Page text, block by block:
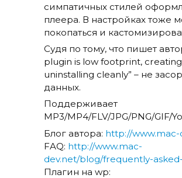
симпатичных стилей
плеера. В настройках тоже
покопаться и
Судя по тому, что пишет
plugin is low footprint,
uninstalling cleanly” – не
данных.
Поддерживает
MP3/MP4/FLV/JPG/PNG/GIF/
Блог автора: http://
FAQ: http://www.mac-
dev.net/blog/frequently-
Плагин на wp: